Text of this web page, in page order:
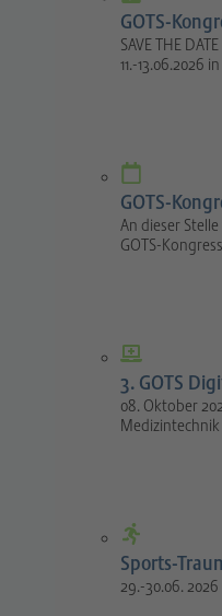
GOTS-
SAVE THE DATE
11.-13.06.2026
GOTS-
An dieser
GOTS-
3. GOTS
08. Oktober
Sports-
29.-30.06.